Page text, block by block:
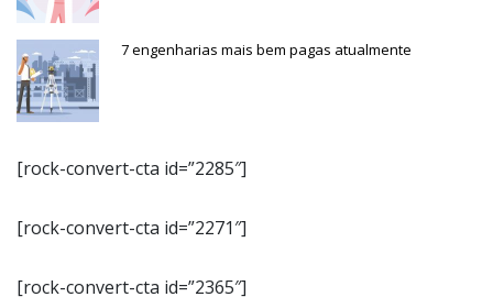
7 engenharias mais bem pagas atualmente
[rock-convert-cta id=”2285″]
[rock-convert-cta id=”2271″]
[rock-convert-cta id=”2365″]